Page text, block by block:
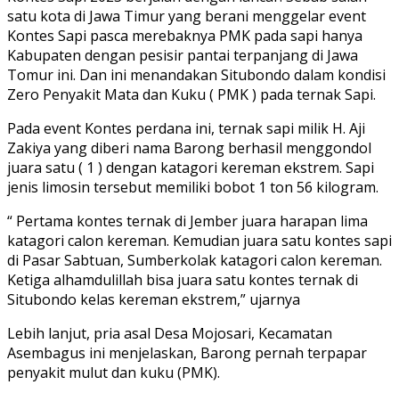
satu kota di Jawa Timur yang berani menggelar event
Kontes Sapi pasca merebaknya PMK pada sapi hanya
Kabupaten dengan pesisir pantai terpanjang di Jawa
Tomur ini. Dan ini menandakan Situbondo dalam kondisi
Zero Penyakit Mata dan Kuku ( PMK ) pada ternak Sapi.
Pada event Kontes perdana ini, ternak sapi milik H. Aji
Zakiya yang diberi nama Barong berhasil menggondol
juara satu ( 1 ) dengan katagori kereman ekstrem. Sapi
jenis limosin tersebut memiliki bobot 1 ton 56 kilogram.
“ Pertama kontes ternak di Jember juara harapan lima
katagori calon kereman. Kemudian juara satu kontes sapi
di Pasar Sabtuan, Sumberkolak katagori calon kereman.
Ketiga alhamdulillah bisa juara satu kontes ternak di
Situbondo kelas kereman ekstrem,” ujarnya
Lebih lanjut, pria asal Desa Mojosari, Kecamatan
Asembagus ini menjelaskan, Barong pernah terpapar
penyakit mulut dan kuku (PMK).